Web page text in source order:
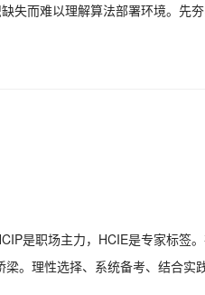
失而难以理解算法部署环境。先
是职场主力，HCIE是专家标签
。理性选择、系统备考、结合实